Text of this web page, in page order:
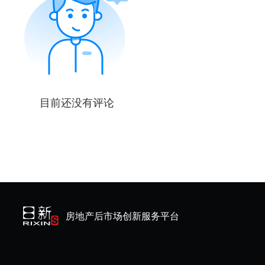
目前还没有评论
房地产后市场创新服务平台